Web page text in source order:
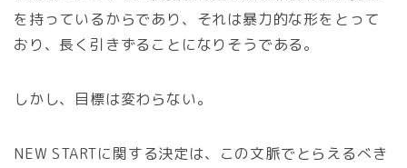
を持っているからであり、それは暴力的な形をとって
おり、長く引きずることになりそうである。
しかし、目標は変わらない。
NEW STARTに関する決定は、この文脈でとらえるべき